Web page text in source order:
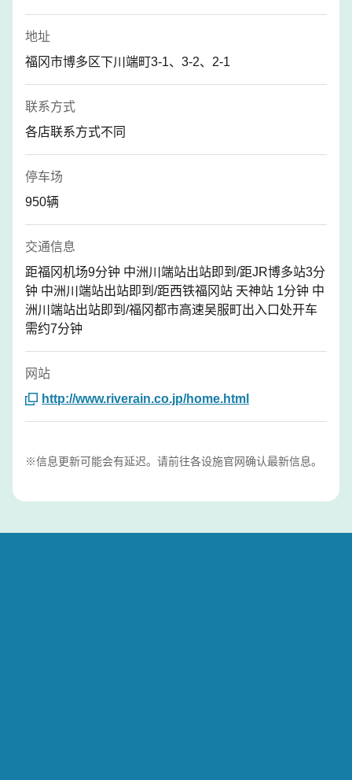
地址
福冈市博多区下川端町3-1、3-2、2-1
联系方式
各店联系方式不同
停车场
950辆
交通信息
距福冈机场9分钟 中洲川端站出站即到/距JR博多站3分
钟 中洲川端站出站即到/距西铁福冈站 天神站 1分钟 中
洲川端站出站即到/福冈都市高速吴服町出入口处开车
需约7分钟
网站
http://www.riverain.co.jp/home.html
※信息更新可能会有延迟。请前往各设施官网确认最新信息。